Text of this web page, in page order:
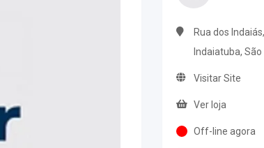
Rua dos
Indaiatuba, São
Visitar Site
Ver loja
Off-line agora